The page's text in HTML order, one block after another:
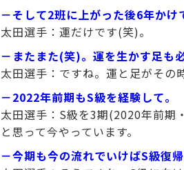
－そして2班に上がった後6年かけ
太田選手：運だけです(笑)。
－またまた(笑)。運を生かす足も
太田選手：ですね。運と足がその
－2022年前期もS級を経験して。
太田選手：S級を3期(2020年前期
と思って今やっています。
－今期も今の流れでいけばS級復帰